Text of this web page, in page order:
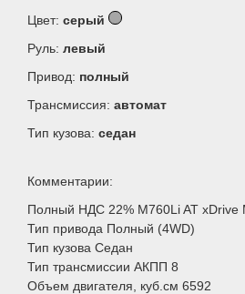
Цвет: серый
Руль: левый
Привод: полный
Трансмиссия: автомат
Тип кузова: седан
Комментарии:
Полный НДС 22% M760Li AT xDrive
Тип привода Полный (4WD)
Тип кузова Седан
Тип трансмиссии АКПП 8
Объем двигателя, куб.см 6592